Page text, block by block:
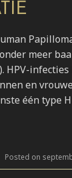
meer
HPV-infecties
en
één type
Posted on